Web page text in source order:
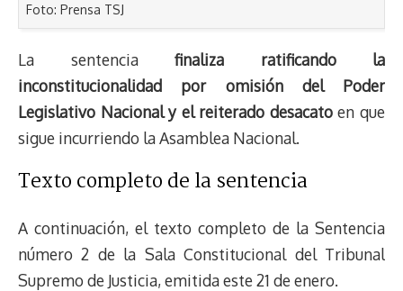
Foto: Prensa TSJ
La sentencia finaliza ratificando la
inconstitucionalidad por omisión del Poder
Legislativo Nacional y el reiterado desacatoen que
sigue incurriendo la Asamblea Nacional.
Texto completo de la sentencia
A continuación, el texto completo de la Sentencia
número 2 de la Sala Constitucional del Tribunal
Supremo de Justicia, emitida este 21 de enero.